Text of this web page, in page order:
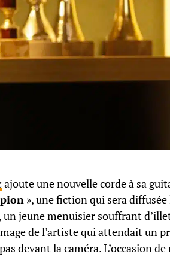
ajoute une nouvelle corde à sa
», une fiction qui sera
un jeune menuisier souffrant
de l’artiste qui attendait un
devant la caméra. L’occasion